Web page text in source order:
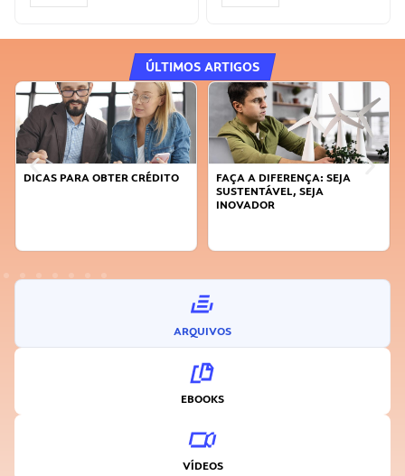
ÚLTIMOS ARTIGOS
DICAS PARA OBTER CRÉDITO
FAÇA A DIFERENÇA: SEJA
SUSTENTÁVEL, SEJA
INOVADOR
ARQUIVOS
EBOOKS
VÍDEOS